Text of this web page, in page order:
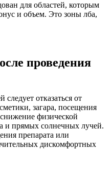
для областей, которым
и объем. Это зоны лба,
проведения
следует отказаться от
загара, посещения
физической
и прямых солнечных лучей.
препарата или
дискомфортных